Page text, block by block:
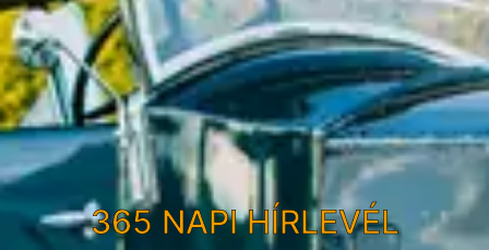
365 NAPI HÍRLEVÉL